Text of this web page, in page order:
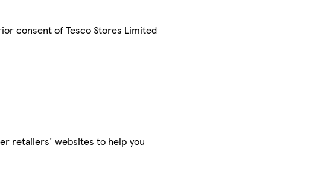
consent of Tesco Stores Limited
retailers' websites to help you